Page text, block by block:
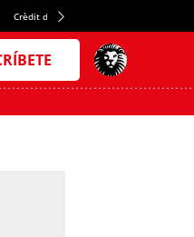
Crèdit del Spotify Camp Nou